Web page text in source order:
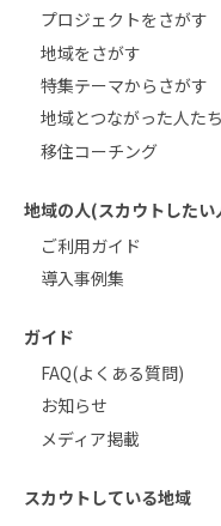
プロジェクトをさがす
地域をさがす
特集テーマからさがす
地域とつながった人たち
移住コーチング
地域の人(スカウトしたい
ご利用ガイド
導入事例集
ガイド
FAQ(よくある質問)
お知らせ
メディア掲載
スカウトしている地域